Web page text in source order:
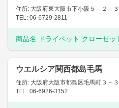
住所: 大阪府東大阪市下小阪５－２－
TEL: 06-6729-2811
商品名: ドライペット クローゼッ
ウエルシア関西都島毛馬
住所: 大阪府大阪市都島区毛馬町３－
TEL: 06-6926-3152